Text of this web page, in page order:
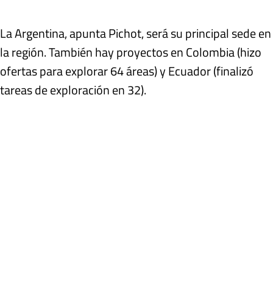
La Argentina, apunta Pichot, será su principal sede en
la región. También hay proyectos en Colombia (hizo
ofertas para explorar 64 áreas) y Ecuador (finalizó
tareas de exploración en 32).